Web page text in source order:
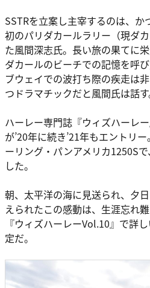
SSTRを立案し主宰するのは、
初のパリダカールラリー（現ダ
た風間深志氏。長い旅の果てに
ダカールのビーチでの記憶を呼
ブウェイでの波打ち際の疾走は
つドラマチックだと風間氏は話す
ハーレー専門誌『ウィズハーレ
が’20年に続き’21年もエントリ
ーリング・パンアメリカ1250S
した。
朝、太平洋の海に見送られ、夕
えられたこの感動は、生涯忘れ
『ウィズハーレーVol.10』で詳
定だ。